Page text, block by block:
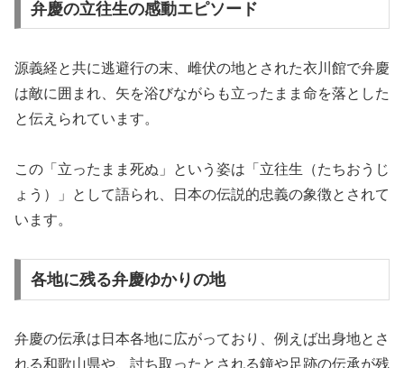
弁慶の立往生の感動エピソード
源義経と共に逃避行の末、雌伏の地とされた衣川館で弁慶
は敵に囲まれ、矢を浴びながらも立ったまま命を落とした
と伝えられています。
この「立ったまま死ぬ」という姿は「立往生（たちおうじ
ょう）」として語られ、日本の伝説的忠義の象徴とされて
います。
各地に残る弁慶ゆかりの地
弁慶の伝承は日本各地に広がっており、例えば出身地とさ
れる和歌山県や、討ち取ったとされる鐘や足跡の伝承が残